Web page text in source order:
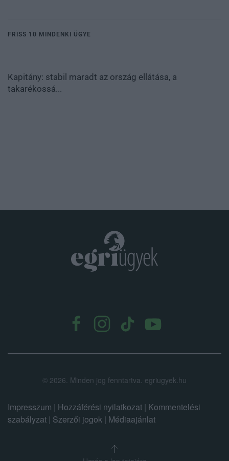
FRISS 10 MINDENKI ÜGYE
Kapitány: stabil maradt az ország ellátása, a
takarékossá...
© 2026. Minden jog fenntartva. egriugyek.hu
Impresszum | Hozzáférési nyilatkozat | Kommentelési
szabályzat | Szerzői jogok | Médiaajánlat